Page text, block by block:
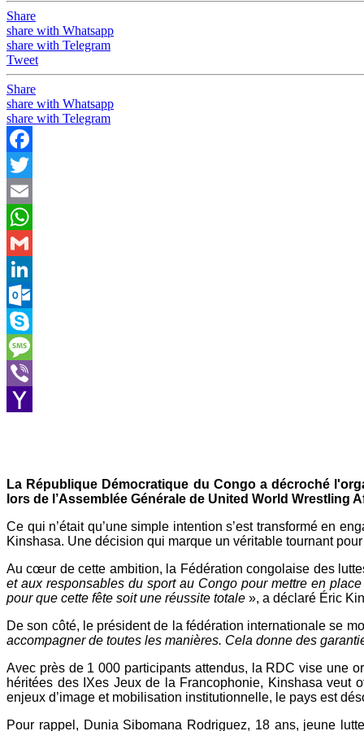
Share
share with Whatsapp
share with Telegram
Tweet
Share
share with Whatsapp
share with Telegram
Facebook
Twitter
Email
WhatsApp
Gmail
LinkedIn
Outlook.com
Skype
Message
Viber
La République Démocratique du Congo a décroché
lors de l’Assemblée Générale de United World Wrestling
Ce qui n’était qu’une simple intention s’est transformé en
Kinshasa. Une décision qui marque un véritable tournant
Au cœur de cette ambition, la Fédération congolaise des
et aux responsables du sport au Congo pour mettre en
pour que cette fête soit une réussite totale », a déclaré Éric
De son côté, le président de la fédération internationale se
accompagner de toutes les manières. Cela donne des
Avec près de 1 000 participants attendus, la RDC vise une
héritées des IXes Jeux de la Francophonie, Kinshasa veut
enjeux d’image et mobilisation institutionnelle, le pays est
Pour rappel, Dunia Sibomana Rodriguez, 18 ans, jeune